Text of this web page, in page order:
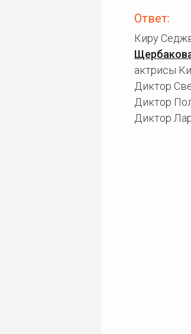
Ответ:
Киру
актрисы
Диктор
Диктор
Диктор